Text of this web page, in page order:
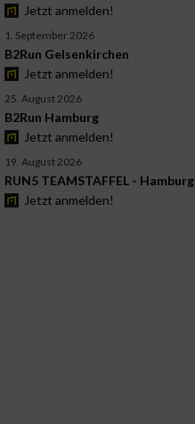
Jetzt anmelden!
1. September 2026
B2Run Gelsenkirchen
Jetzt anmelden!
25. August 2026
B2Run Hamburg
Jetzt anmelden!
19. August 2026
RUN5 TEAMSTAFFEL - Hamburg
Jetzt anmelden!